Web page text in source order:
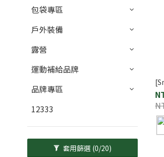
包袋專區
戶外裝備
露營
運動補給品牌
品牌專區
12333
套用篩選 (0/20)